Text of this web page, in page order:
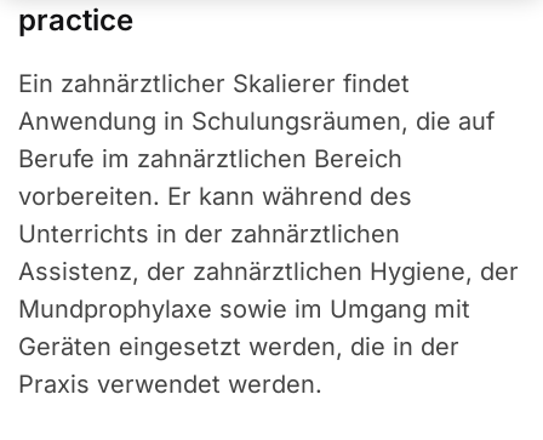
practice
Ein zahnärztlicher Skalierer findet
Anwendung in Schulungsräumen, die auf
Berufe im zahnärztlichen Bereich
vorbereiten. Er kann während des
Unterrichts in der zahnärztlichen
Assistenz, der zahnärztlichen Hygiene, der
Mundprophylaxe sowie im Umgang mit
Geräten eingesetzt werden, die in der
Praxis verwendet werden.